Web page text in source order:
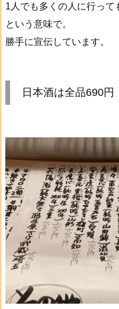
1人でも多くの人に行って
という意味で。
勝手に宣伝しています。
日本酒は全品690円